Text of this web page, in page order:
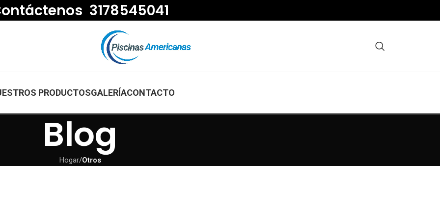
3178545041
PRODUCTOSGALERÍACONTACTO
Blog
Hogar/Otros